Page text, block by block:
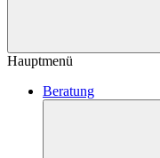
Hauptmenü
Beratung